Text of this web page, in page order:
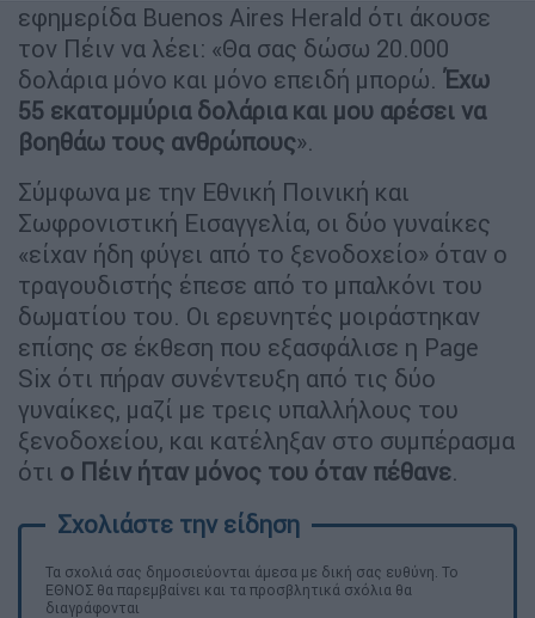
εφημερίδα Buenos Aires Herald ότι άκουσε
τον Πέιν να λέει: «Θα σας δώσω 20.000
δολάρια μόνο και μόνο επειδή μπορώ. Έχω
55 εκατομμύρια δολάρια και μου αρέσει να
βοηθάω τους ανθρώπους».
Σύμφωνα με την Εθνική Ποινική και
Σωφρονιστική Εισαγγελία, οι δύο γυναίκες
«είχαν ήδη φύγει από το ξενοδοχείο» όταν ο
τραγουδιστής έπεσε από το μπαλκόνι του
δωματίου του. Οι ερευνητές μοιράστηκαν
επίσης σε έκθεση που εξασφάλισε η Page
Six ότι πήραν συνέντευξη από τις δύο
γυναίκες, μαζί με τρεις υπαλλήλους του
ξενοδοχείου, και κατέληξαν στο συμπέρασμα
ότι ο Πέιν ήταν μόνος του όταν πέθανε.
Τα σχολιά σας δημοσιεύονται άμεσα με δική σας ευθύνη. Το
ΕΘΝΟΣ θα παρεμβαίνει και τα προσβλητικά σχόλια θα
διαγράφονται